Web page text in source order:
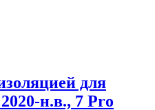
для
н.в., 7 Pro